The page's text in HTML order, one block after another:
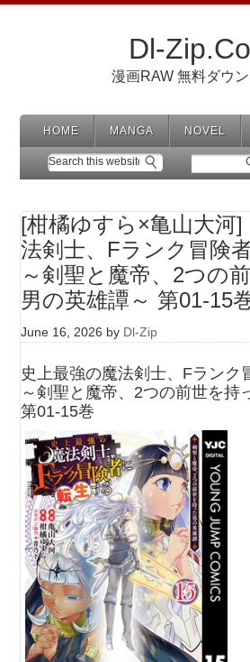
Dl-
漫画RAW 無料ダウ
HOME MANGA NOVEL
[柑橘ゆすら×亀山大河]
法剣士、Fランク冒険
～剣聖と魔帝、2つの
男の英雄譚～ 第01-15
June 16, 2026 by Dl-Zip
史上最強の魔法剣士、Fランク
～剣聖と魔帝、2つの前世を持
第01-15巻